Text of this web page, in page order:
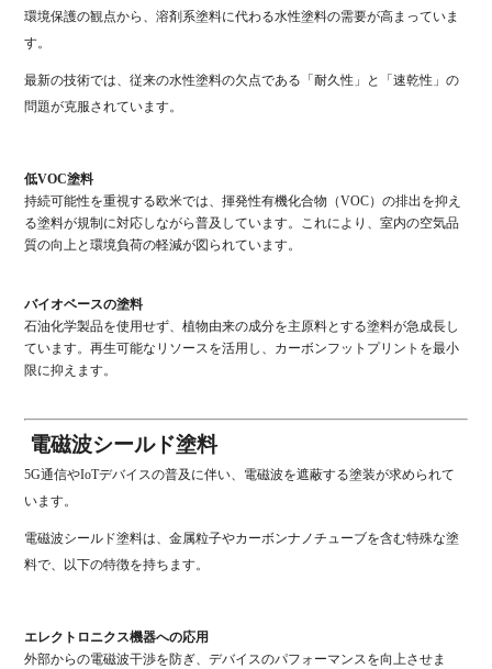
環境保護の観点から、溶剤系塗料に代わる水性塗料の需要が高まっていま
す。
最新の技術では、従来の水性塗料の欠点である「耐久性」と「速乾性」の
問題が克服されています。
低VOC塗料
持続可能性を重視する欧米では、揮発性有機化合物（VOC）の排出を抑え
る塗料が規制に対応しながら普及しています。これにより、室内の空気品
質の向上と環境負荷の軽減が図られています。
バイオベースの塗料
石油化学製品を使用せず、植物由来の成分を主原料とする塗料が急成長し
ています。再生可能なリソースを活用し、カーボンフットプリントを最小
限に抑えます。
電磁波シールド塗料
5G通信やIoTデバイスの普及に伴い、電磁波を遮蔽する塗装が求められて
います。
電磁波シールド塗料は、金属粒子やカーボンナノチューブを含む特殊な塗
料で、以下の特徴を持ちます。
エレクトロニクス機器への応用
外部からの電磁波干渉を防ぎ、デバイスのパフォーマンスを向上させま